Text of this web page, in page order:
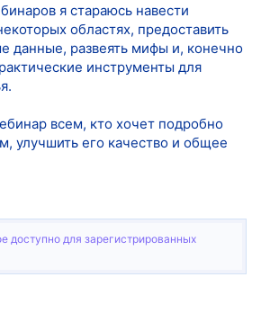
я стараюсь навести
областях, предоставить
данные, развеять мифы и, конечно
инструменты для
всем, кто хочет подробно
улучшить его качество и общее
доступно для зарегистрированных